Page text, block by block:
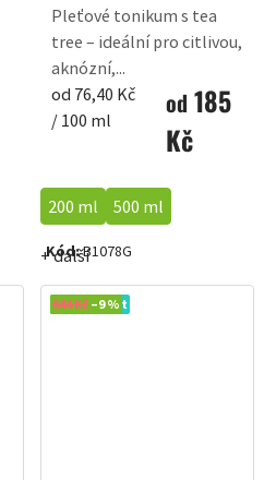
od 185
Kč
Měrná
cena:
od 76,40 Kč
/ 100 ml
Pleťové tonikum s tea
tree – ideální pro citlivou,
aknózní,...
200 ml 500 ml
+ další
Kód:B1078G
Výhodný set
844 Kč –9 %